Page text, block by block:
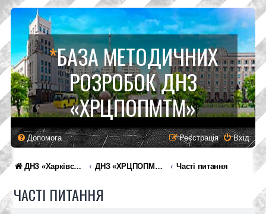
*БАЗА МЕТОДИЧНИХ
РОЗРОБОК ДНЗ
«ХРЦПОПМТМ»
Допомога Вхід
Реєстрація
ДНЗ «Харківський регіональний центр професійної освіти поліграфічних медіатехнологій та машинобудування» ДНЗ «ХРЦПОПМТМ» Часті питання
ЧАСТІ ПИТАННЯ